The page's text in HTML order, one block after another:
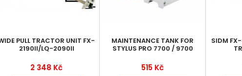
PULL TRACTOR UNIT FX-
2190II/LQ-2090II
2 348 Kč
MAINTENANCE TANK FOR
STYLUS PRO 7700 / 9700
515 Kč
SIDM